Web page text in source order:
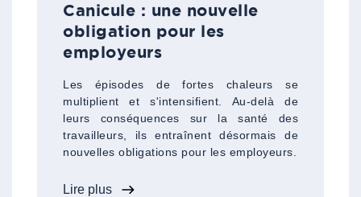
Canicule : une nouvelle
obligation pour les
employeurs
Les épisodes de fortes chaleurs se
multiplient et s'intensifient. Au-delà de
leurs conséquences sur la santé des
travailleurs, ils entraînent désormais de
nouvelles obligations pour les employeurs.
Lire plus